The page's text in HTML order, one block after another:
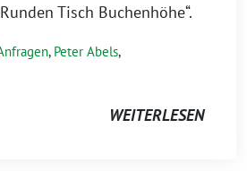
Tisch Buchenhöhe“.
, Peter Abels,
WEITERLESEN